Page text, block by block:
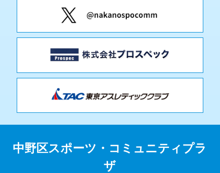
中野区スポーツ・コミュニティプラ
ザ